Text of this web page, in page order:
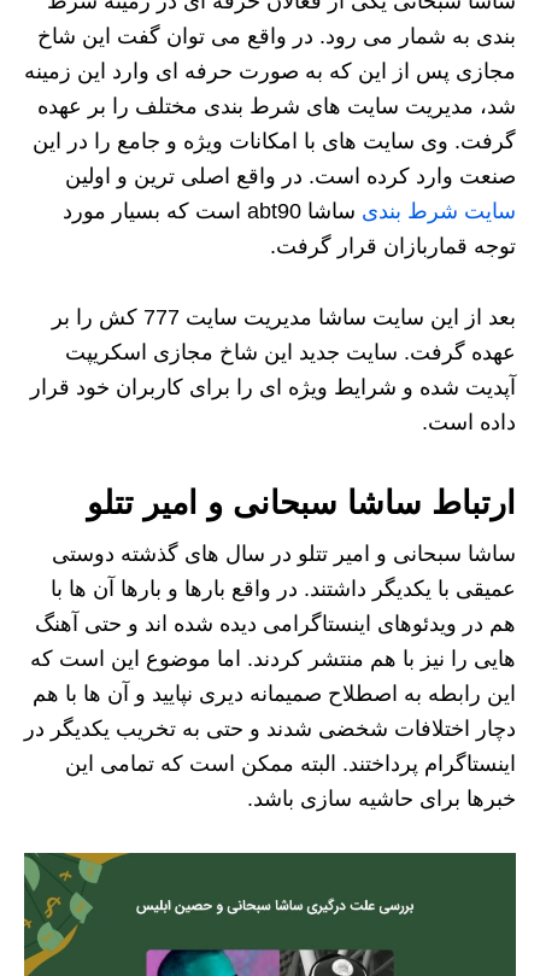
بندی به شمار می رود. در واقع می توان گفت این شاخ
مجازی پس از این که به صورت حرفه ای وارد این زمینه
شد، مدیریت سایت های شرط بندی مختلف را بر عهده
گرفت. وی سایت های با امکانات ویژه و جامع را در این
صنعت وارد کرده است. در واقع اصلی ترین و اولین
سایت شرط بندی
ساشا abt90 است که بسیار مورد
توجه قماربازان قرار گرفت.
بعد از این سایت ساشا مدیریت سایت 777 کش را بر
عهده گرفت. سایت جدید این شاخ مجازی اسکریپت
آپدیت شده و شرایط ویژه ای را برای کاربران خود قرار
داده است.
ارتباط ساشا سبحانی و امیر تتلو
ساشا سبحانی و امیر تتلو در سال های گذشته دوستی
عمیقی با یکدیگر داشتند. در واقع بارها و بارها آن ها با
هم در ویدئوهای اینستاگرامی دیده شده اند و حتی آهنگ
هایی را نیز با هم منتشر کردند. اما موضوع این است که
این رابطه به اصطلاح صمیمانه دیری نپایید و آن ها با هم
دچار اختلافات شخضی شدند و حتی به تخریب یکدیگر در
اینستاگرام پرداختند. البته ممکن است که تمامی این
خبرها برای حاشیه سازی باشد.